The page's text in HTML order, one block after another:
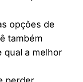
opções de
também
qual a melhor